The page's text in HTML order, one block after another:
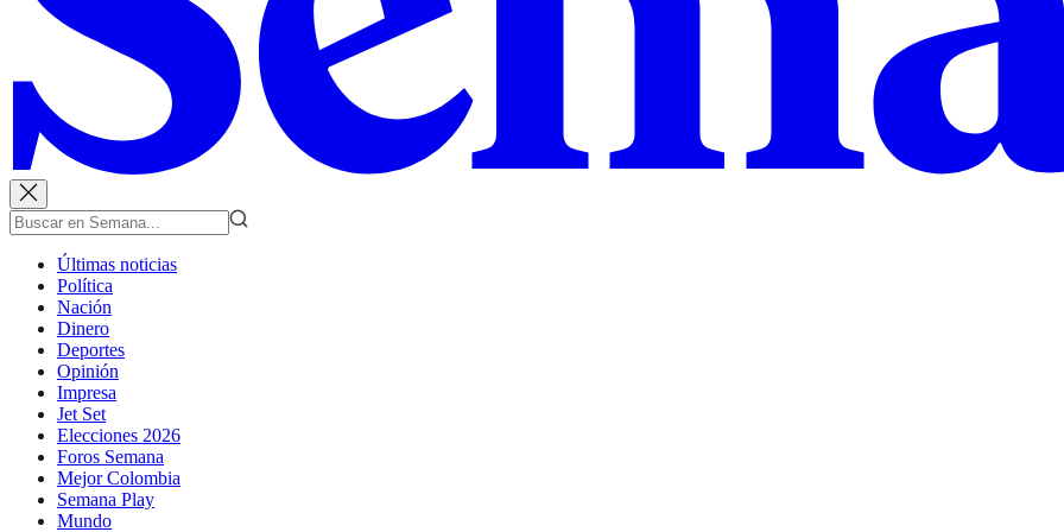
Últimas noticias
Política
Nación
Dinero
Deportes
Opinión
Impresa
Jet Set
Elecciones 2026
Foros Semana
Mejor Colombia
Semana Play
Mundo